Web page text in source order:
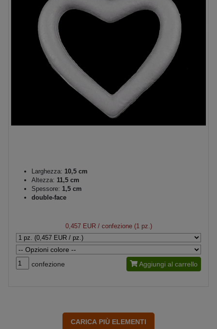
Larghezza: 10,5 cm
Altezza: 11,5 cm
Spessore: 1,5 cm
double-face
0,457 EUR/ confezione (1 pz.)
confezione Aggiungi al carrello